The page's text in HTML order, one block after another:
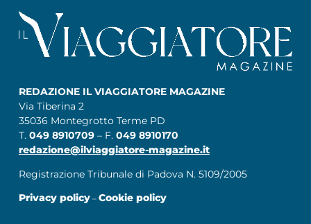
REDAZIONE IL VIAGGIATORE MAGAZINE
Via Tiberina 2
35036 Montegrotto Terme PD
T. 049 8910709 – F. 049 8910170
redazione@ilviaggiatore-magazine.it
Registrazione Tribunale di Padova N. 5109/2005
Privacy policy– Cookie policy